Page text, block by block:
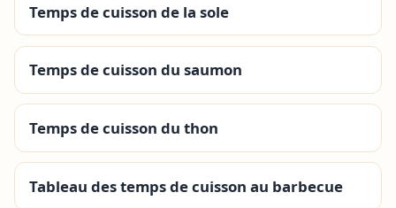
Temps de cuisson de la sole
Temps de cuisson du saumon
Temps de cuisson du thon
Tableau des temps de cuisson au barbecue